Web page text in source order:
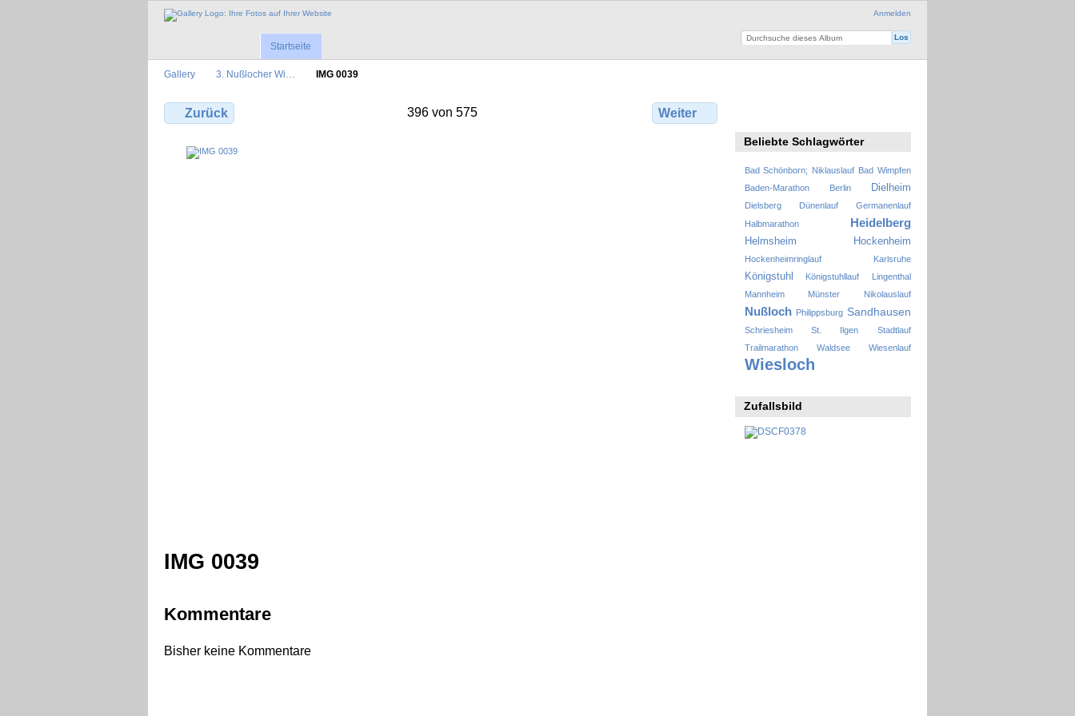
Anmelden
Startseite
Gallery 3. Nußlocher Wi… IMG 0039
Zurück 396 von 575 Weiter
IMG 0039
Kommentare
Bisher keine Kommentare
Beliebte Schlagwörter
Bad Schönborn; Niklauslauf Bad Wimpfen
Baden-Marathon
Berlin Dielheim
Dielsberg Dünenlauf
Germanenlauf
Halbmarathon
Heidelberg
Helmsheim Hockenheim
Hockenheimringlauf Karlsruhe
Königstuhl Königstuhllauf
Lingenthal
Mannheim
Münster Nikolauslauf
Nußloch Philippsburg Sandhausen
Schriesheim St. Ilgen
Stadtlauf
Trailmarathon
Waldsee Wiesenlauf
Wiesloch
Zufallsbild